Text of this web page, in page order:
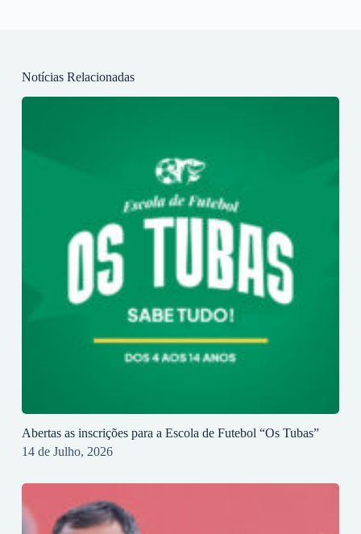
Notícias Relacionadas
Abertas as inscrições para a Escola de Futebol “Os Tubas”
14 de Julho, 2026